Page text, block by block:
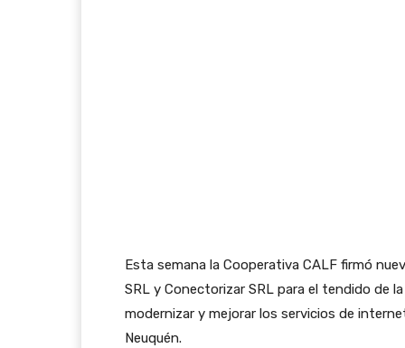
Esta semana la Cooperativa CALF firmó
SRL y Conectorizar SRL para el tendido de
modernizar y mejorar los servicios de
Neuquén.